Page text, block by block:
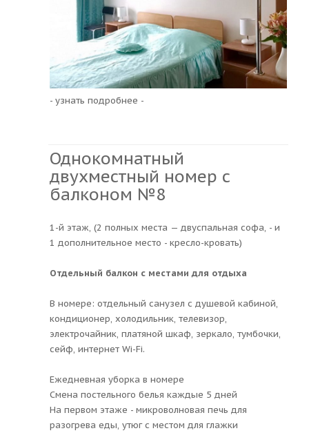
- узнать подробнее -
Однокомнатный
двухместный номер с
балконом №8
1-й этаж, (2 полных места — двуспальная софа, - и
1 дополнительное место - кресло-кровать)
Отдельный балкон с местами для отдыха
В номере: отдельный санузел с душевой кабиной,
кондиционер, холодильник, телевизор,
электрочайник, платяной шкаф, зеркало, тумбочки,
сейф, интернет Wi-Fi.
Ежедневная уборка в номере
Смена постельного белья каждые 5 дней
На первом этаже - микроволновая печь для
разогрева еды, утюг с местом для глажки